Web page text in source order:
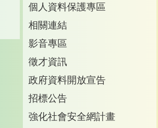
個人資料保護專區
相關連結
影音專區
徵才資訊
政府資料開放宣告
招標公告
強化社會安全網計畫